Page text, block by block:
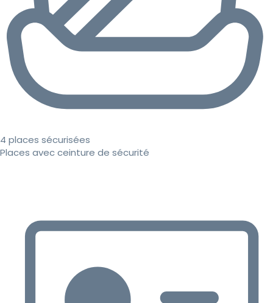
4 places sécurisées
Places avec ceinture de sécurité